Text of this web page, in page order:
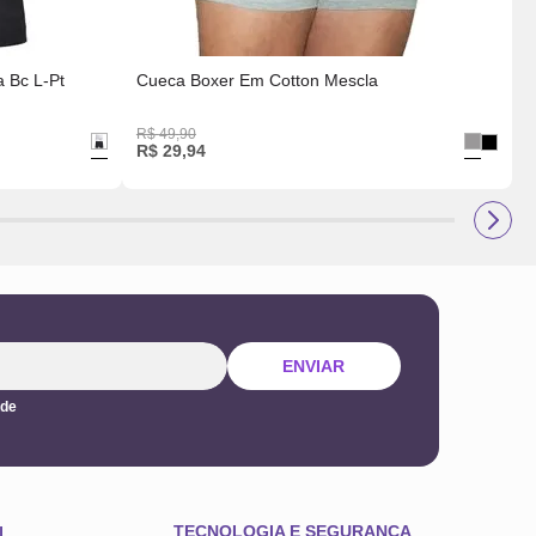
Bc L-Pt Cueca Boxer Em Cotton Mescla
R$ 49,90
R$ 29,94
ENVIAR
TECNOLOGIA E SEGURANÇA